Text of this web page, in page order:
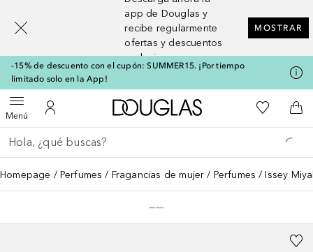
app de Douglas y
recibe regularmente
ofertas y descuentos
exclusivos
MOSTRAR
-15% de descuento con el cupón: SUMMER15. ¡Por tiempo
limitado solo en la App!
MenúAbrir menúMi cuenta
A Douglas HomeMi lista de
A
Regresar
Ejecutar búsqueda
Homepage Perfumes Fragancias de mujer Perfumes Issey
[navigation.slideout.screenreader]